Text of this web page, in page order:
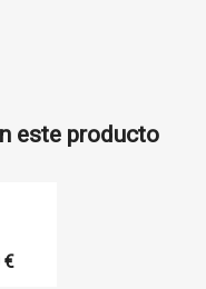
este producto